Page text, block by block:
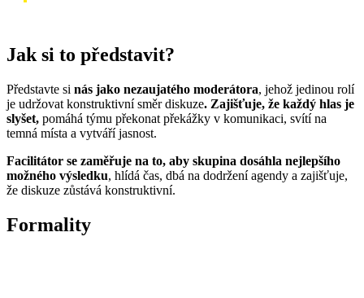
Jak si to představit?
Představte si nás jako nezaujatého moderátora, jehož jedinou rolí
je udržovat konstruktivní směr diskuze. Zajišťuje, že každý hlas je
slyšet, pomáhá týmu překonat překážky v komunikaci, svítí na
temná místa a vytváří jasnost.
Facilitátor se zaměřuje na to, aby skupina dosáhla nejlepšího
možného výsledku, hlídá čas, dbá na dodržení agendy a zajišťuje,
že diskuze zůstává konstruktivní.
Formality